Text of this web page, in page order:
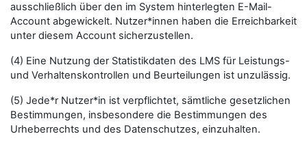
ausschließlich über den im System hinterlegten E-Mail-
Account abgewickelt. Nutzer*innen haben die Erreichbarkeit
unter diesem Account sicherzustellen.
(4) Eine Nutzung der Statistikdaten des LMS für Leistungs-
und Verhaltenskontrollen und Beurteilungen ist unzulässig.
(5) Jede*r Nutzer*in ist verpflichtet, sämtliche gesetzlichen
Bestimmungen, insbesondere die Bestimmungen des
Urheberrechts und des Datenschutzes, einzuhalten.